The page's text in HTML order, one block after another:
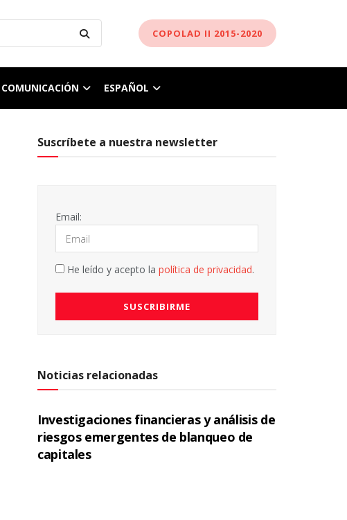
COPOLAD II 2015-2020
COMUNICACIÓN ESPAÑOL
Suscríbete a nuestra newsletter
Email:
He leído y acepto la política de privacidad.
Noticias relacionadas
Investigaciones financieras y análisis de
riesgos emergentes de blanqueo de
capitales